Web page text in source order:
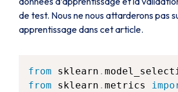
de test. Nous ne nous attarderons pas
apprentissage dans cet article.
from sklearn .
from sklearn . metrics